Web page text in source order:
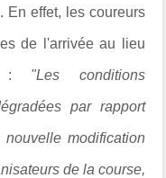
En effet, les coureurs
de l'arrivée au lieu
: "Les conditions
par rapport
modification
de la course,